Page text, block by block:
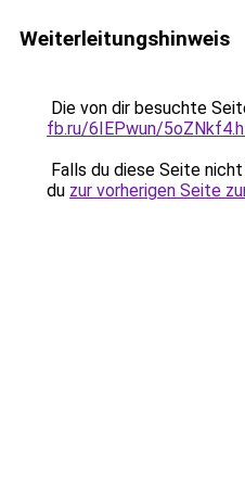
Weiterleitungshinweis
Die von dir besuchte
fb.ru/6IEPwun/
Falls du diese Seite
du zur vorherigen Seite